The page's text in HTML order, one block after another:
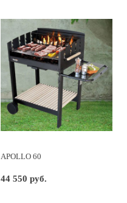
APOLLO 60
44 550 руб.